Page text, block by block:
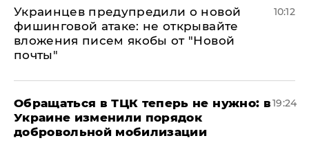
Украинцев предупредили о новой
фишинговой атаке: не открывайте
вложения писем якобы от "Новой
почты"
10:12
Обращаться в ТЦК теперь не нужно: в
Украине изменили порядок
добровольной мобилизации
19:24